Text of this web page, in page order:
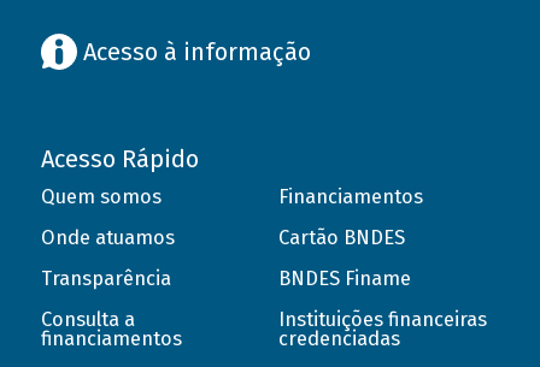
Acesso à informação
Acesso Rápido
Quem somos
Onde atuamos
Transparência
Consulta a
financiamentos
Financiamentos
Cartão BNDES
BNDES Finame
Instituições financeiras
credenciadas